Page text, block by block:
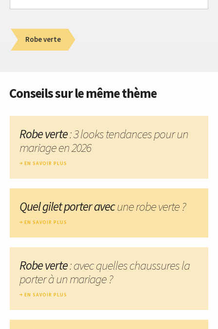
Robe verte
Conseils sur le même thème
Robe verte: 3 looks tendances pour un
mariage en 2026
EN SAVOIR PLUS
Quel gilet porter avecune robe verte ?
EN SAVOIR PLUS
Robe verte: avec quelles chaussures la
porter à un mariage ?
EN SAVOIR PLUS